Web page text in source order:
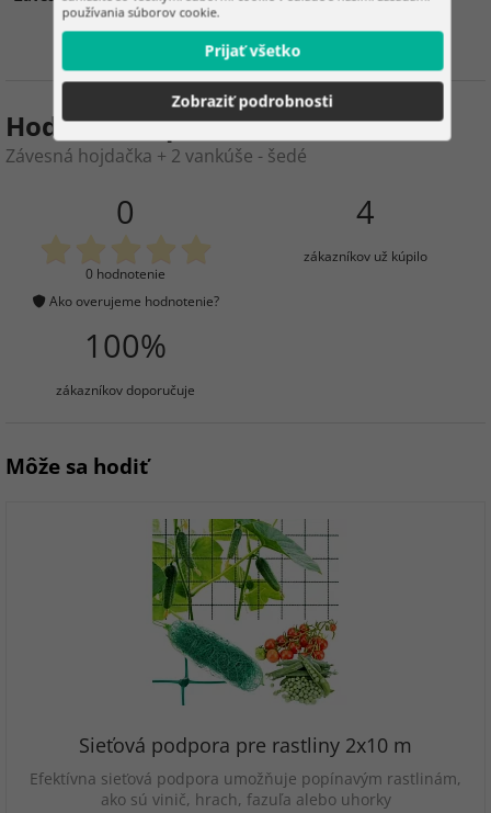
Hodnotenie produktu
Závesná hojdačka + 2 vankúše - šedé
0
0 hodnotenie
Ako overujeme hodnotenie?
4
zákazníkov už kúpilo
100%
zákazníkov doporučuje
Môže sa hodiť
Sieťová podpora pre rastliny 2x10 m
Efektívna sieťová podpora umožňuje popínavým rastlinám,
ako sú vinič, hrach, fazuľa alebo uhorky
používania súborov cookie.
Prijať všetko
Zobraziť podrobnosti